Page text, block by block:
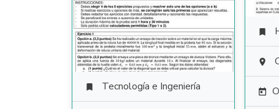



 Tecnología e Ingeniería